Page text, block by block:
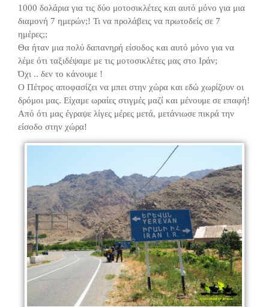
1000 δολάρια για τις δύο μοτοσικλέτες και αυτό μόνο για μια
διαμονή 7 ημερών;! Τι να προλάβεις να πρωτοδείς σε 7
ημέρες;;
Θα ήταν μια πολύ δαπανηρή είσοδος και αυτό μόνο για να
λέμε ότι ταξιδέψαμε με τις μοτοσικλέτες μας στο Ιράν;
Όχι .. δεν το κάνουμε !
Ο Πέτρος αποφασίζει να μπει στην χώρα και εδώ χωρίζουν οι
δρόμοι μας. Είχαμε ωραίες στιγμές μαζί και μένουμε σε επαφή!
Από ότι μας έγραψε λίγες μέρες μετά, μετάνιωσε πικρά την
είσοδο στην χώρα!